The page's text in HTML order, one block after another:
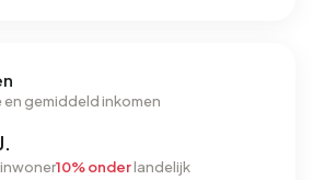
gemiddeld inkomen
10% onderlandelijk